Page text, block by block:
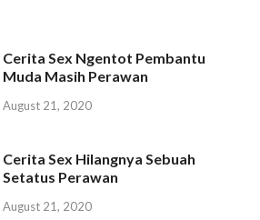
Cerita Sex Ngentot Pembantu
Muda Masih Perawan
August 21, 2020
Cerita Sex Hilangnya Sebuah
Setatus Perawan
August 21, 2020